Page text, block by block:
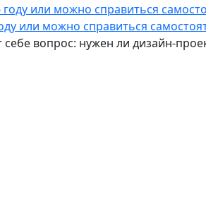
или можно справиться
вопрос: нужен ли дизайн-